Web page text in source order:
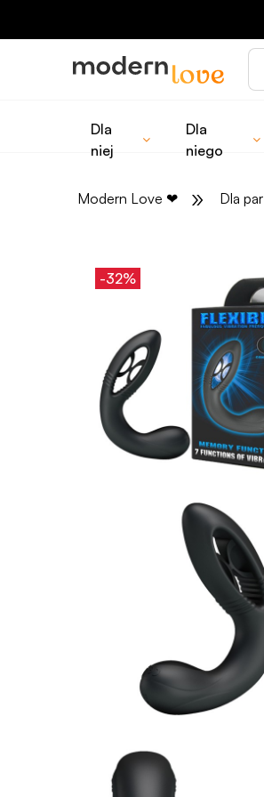
Dla
niej
Dla
niego
Modern Love ❤ » Dla par
-32%